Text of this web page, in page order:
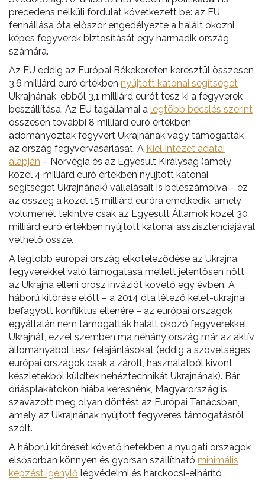
precedens nélküli fordulat következett be: az EU
fennállása óta először engedélyezte a halált okozni
képes fegyverek biztosítását egy harmadik ország
számára.
Az EU eddig az Európai Békekereten keresztül összesen
3,6 milliárd euró értékben nyújtott katonai segítséget
Ukrajnának, ebből 3,1 milliárd eurót tesz ki a fegyverek
beszállítása. Az EU tagállamai a legtöbb becslés szerint
összesen további 8 milliárd euró értékben
adományoztak fegyvert Ukrajnának vagy támogatták
az ország fegyvervásárlását. A Kiel Intézet adatai
alapján – Norvégia és az Egyesült Királyság (amely
közel 4 milliárd euró értékben nyújtott katonai
segítséget Ukrajnának) vállalásait is beleszámolva – ez
az összeg a közel 15 milliárd euróra emelkedik, amely
volumenét tekintve csak az Egyesült Államok közel 30
milliárd euró értékben nyújtott katonai asszisztenciájával
vethető össze.
A legtöbb európai ország elköteleződése az Ukrajna
fegyverekkel való támogatása mellett jelentősen nőtt
az Ukrajna elleni orosz inváziót követő egy évben. A
háború kitörése előtt – a 2014 óta létező kelet-ukrajnai
befagyott konfliktus ellenére – az európai országok
egyáltalán nem támogatták halált okozó fegyverekkel
Ukrajnát, ezzel szemben ma néhány ország már az aktív
állományából tesz felajánlásokat (eddig a szövetséges
európai országok csak a zárolt, használatból kivont
készletekből küldtek nehéztechnikát Ukrajnának). Bár
óriásplakátokon hiába keresnénk, Magyarország is
szavazott meg olyan döntést az Európai Tanácsban,
amely az Ukrajnának nyújtott fegyveres támogatásról
szólt.
A háború kitörését követő hetekben a nyugati országok
elsősorban könnyen és gyorsan szállítható minimális
képzést igénylő légvédelmi és harckocsi-elhárító